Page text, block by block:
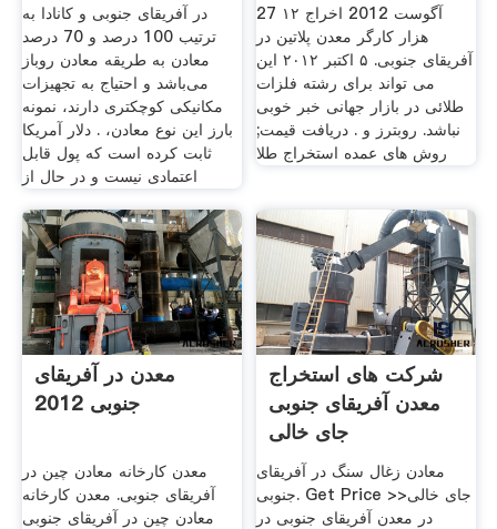
در آفریقای جنوبی و کانادا به
ترتیب 100 درصد و 70 درصد
معادن به طریقه معادن روباز
می‌باشد و احتیاج به تجهیزات
مکانیکی کوچکتری دارند، نمونه
بارز این نوع معادن، . دلار آمریکا
ثابت کرده است که پول قابل
اعتمادی نیست و در حال از
27 آگوست 2012 اخراج ۱۲
هزار کارگر معدن پلاتین در
آفریقای جنوبی. ۵ اکتبر ٢٠١٢ این
می تواند برای رشته فلزات
طلائی در بازار جهانی خبر خوبی
نباشد. روبترز و . دریافت قیمت;
روش های عمده استخراج طلا
معدن در آفریقای
جنوبی 2012
معدن کارخانه معادن چین در
آفریقای جنوبی. معدن کارخانه
معادن چین در آفریقای جنوبی
شرکت های استخراج
معدن آفریقای جنوبی
جای خالی
معادن زغال سنگ در آفریقای
جنوبی. Get Price >>جای خالی
در معدن آفریقای جنوبی در